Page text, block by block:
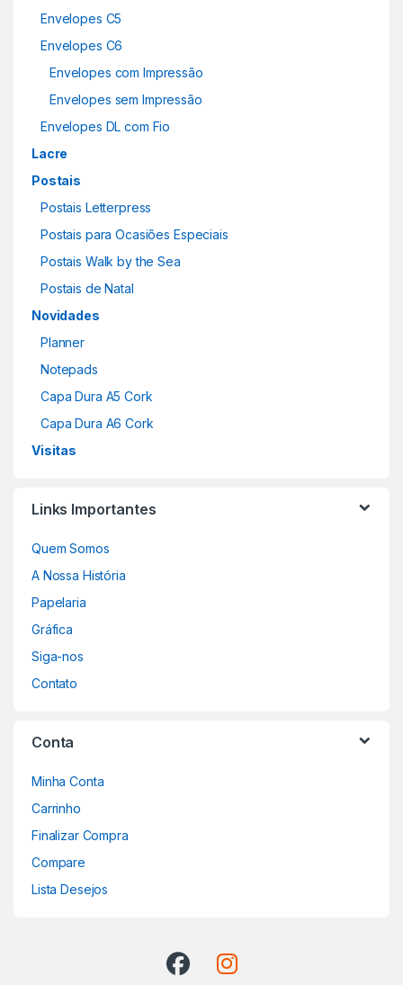
Envelopes C5
Envelopes C6
Envelopes com Impressão
Envelopes sem Impressão
Envelopes DL com Fio
Lacre
Postais
Postais Letterpress
Postais para Ocasiões Especiais
Postais Walk by the Sea
Postais de Natal
Novidades
Planner
Notepads
Capa Dura A5 Cork
Capa Dura A6 Cork
Visitas
Links Importantes
Quem Somos
A Nossa História
Papelaria
Gráfica
Siga-nos
Contato
Conta
Minha Conta
Carrinho
Finalizar Compra
Compare
Lista Desejos